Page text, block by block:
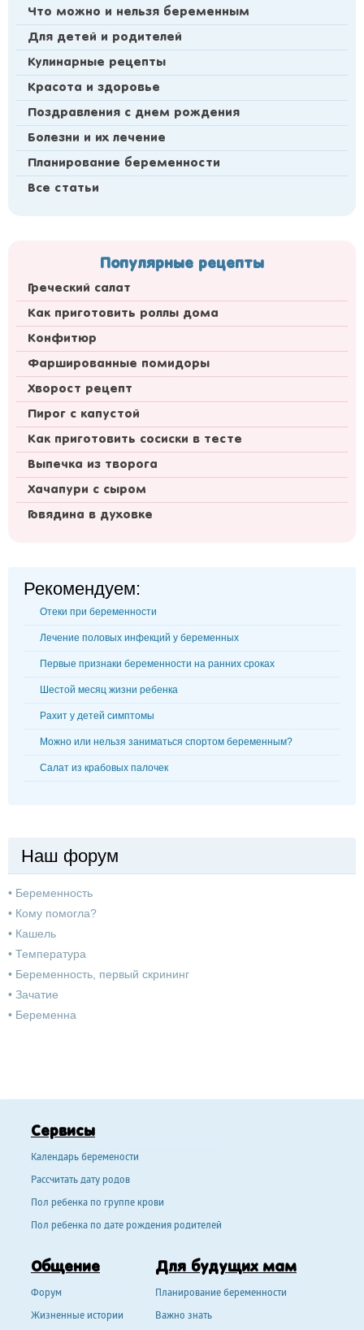
Что можно и нельзя беременным
Для детей и родителей
Кулинарные рецепты
Красота и здоровье
Поздравления с днем рождения
Болезни и их лечение
Планирование беременности
Все статьи
Популярные рецепты
Греческий салат
Как приготовить роллы дома
Конфитюр
Фаршированные помидоры
Хворост рецепт
Пирог с капустой
Как приготовить сосиски в тесте
Выпечка из творога
Хачапури с сыром
Говядина в духовке
Рекомендуем:
Отеки при беременности
Лечение половых инфекций у беременных
Первые признаки беременности на ранних сроках
Шестой месяц жизни ребенка
Рахит у детей симптомы
Можно или нельзя заниматься спортом беременным?
Салат из крабовых палочек
Наш форум
• Беременность
• Кому помогла?
• Кашель
• Температура
• Беременность, первый скрининг
• Зачатие
• Беременна
Сервисы
Календарь беремености
Рассчитать дату родов
Пол ребенка по группе крови
Пол ребенка по дате рождения родителей
Общение
Форум
Жизненные истории
Для будущих мам
Планирование беременности
Важно знать